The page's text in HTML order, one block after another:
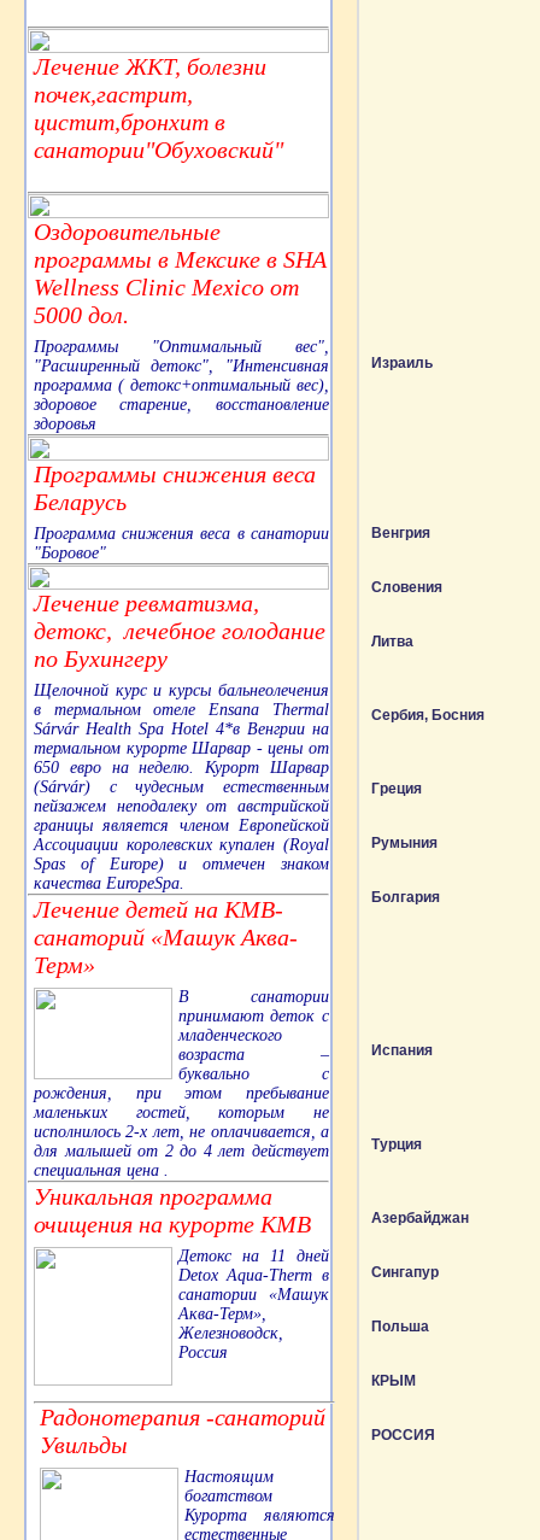
Лечение ЖКТ, болезни
почек,гастрит,
цистит,бронхит в
санатории"Обуховский"
Оздоровительные
программы в Мексике в SHA
Wellness Clinic Mexico от
5000 дол.
Программы "Оптимальный вес",
"Расширенный детокс", "Интенсивная
программа ( детокс+оптимальный вес),
здоровое старение, восстановление
здоровья
Программы снижения веса
Беларусь
Программа снижения веса в санатории
"Боровое"
Лечение ревматизма,
детокс, лечебное голодание
по Бухингеру
Щелочной курс и курсы бальнеолечения
в термальном отеле Ensana Thermal
Sárvár Health Spa Hotel 4*в Венгрии на
термальном курорте Шарвар - цены от
650 евро на неделю. Курорт Шарвар
(Sárvár) с чудесным естественным
пейзажем неподалеку от австрийской
границы является членом Европейской
Ассоциации королевских купален (Royal
Spas of Europe) и отмечен знаком
качества EuropeSpa.
Лечение детей на КМВ-
санаторий «Машук Аква-
Терм»
В санатории
принимают деток с
младенческого
возраста –
буквально с
рождения, при этом пребывание
маленьких гостей, которым не
исполнилось 2-х лет, не оплачивается, а
для малышей от 2 до 4 лет действует
специальная цена .
Уникальная программа
очищения на курорте КМВ
Детокс на 11 дней
Detox Aqua-Therm в
санатории «Машук
Аква-Терм»,
Железноводск,
Россия
Радонотерапия -санаторий
Увильды
Настоящим
богатством
Курорта являются
естественные
Израиль
Венгрия
Словения
Литва
Сербия, Босния
Греция
Румыния
Болгария
Испания
Турция
Азербайджан
Сингапур
Польша
КРЫМ
РОССИЯ